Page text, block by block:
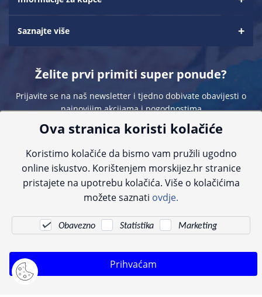
Saznajte više
Želite prvi primiti super ponude?
Prijavite se na naš newsletter i tjedno dobivate obavijesti o
najnovijim akcijama i pogodnostima
Sve navedene cijene sadrže PDV. Pokušavamo osigurati što preciznije
informacije, ali zbog tehnoloških ograničenja ne možemo garantirati potpunu
kontaktirajte nas putem telefona:+385 23 231 761ili e-maila:info@morskijez.hr
Ova stranica koristi kolačiće
Koristimo kolačiće da bismo vam pružili ugodno
online iskustvo. Korištenjem morskijez.hr stranice
pristajete na upotrebu kolačića. Više o kolačićima
možete saznati ovdje.
Obavezno Statistika Marketing
Prihvaćam